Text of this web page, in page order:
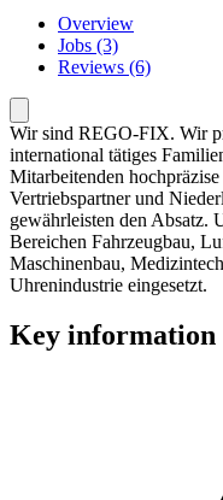
Overview
Jobs (3)
Reviews (6)
Wir sind REGO-FIX. Wir
international tätiges
Mitarbeitenden
Vertriebspartner und
gewährleisten den Absatz.
Bereichen Fahrzeugbau,
Maschinenbau,
Uhrenindustrie eingesetzt.
Key information